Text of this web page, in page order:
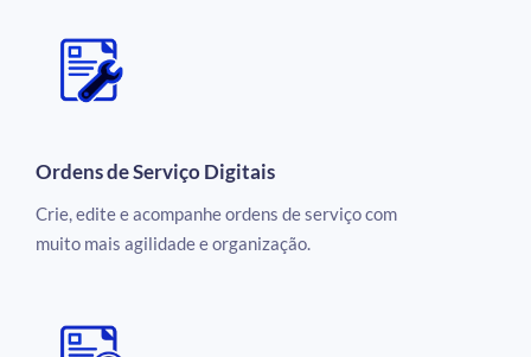
Ordens de Serviço Digitais
Crie, edite e acompanhe ordens de serviço com
muito mais agilidade e organização.